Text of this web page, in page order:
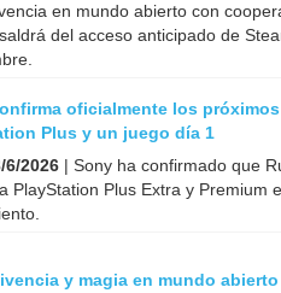
en mundo abierto con
del acceso anticipado de
oficialmente los
Plus y un juego día 1
6/2026 | Sony ha confirmado que
PlayStation Plus Extra y Premium
y magia en mundo